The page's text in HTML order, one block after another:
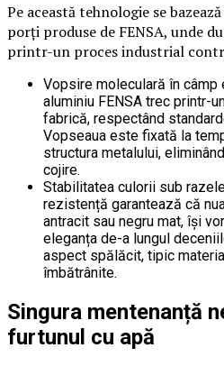
Pe această tehnologie se
porți produse de FENSA, unde
printr-un proces industrial
Vopsire moleculară în
aluminiu FENSA trec printr-
fabrică, respectând
Vopseaua este fixată la
structura metalului,
cojire.
Stabilitatea culorii sub
rezistență garantează că
antracit sau negru mat, își
eleganța de-a lungul
aspect spălăcit, tipic
îmbătrânite.
Singura mentenanță
furtunul cu apă